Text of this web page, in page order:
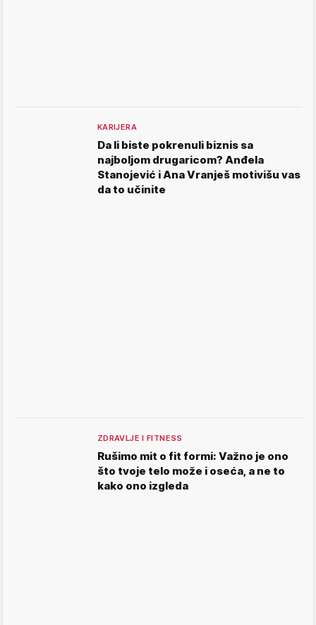
KARIJERA
Da li biste pokrenuli biznis sa
najboljom drugaricom? Anđela
Stanojević i Ana Vranješ motivišu vas
da to učinite
ZDRAVLJE I FITNESS
Rušimo mit o fit formi: Važno je ono
što tvoje telo može i oseća, a ne to
kako ono izgleda